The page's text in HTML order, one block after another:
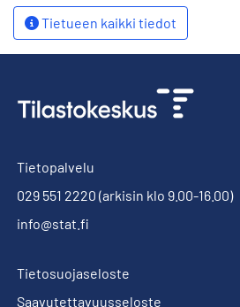
Tietueen kaikki tiedot
Tietopalvelu
029 551 2220 (arkisin klo 9.00-16.00)
info@stat.fi
Tietosuojaseloste
Saavutettavuusseloste